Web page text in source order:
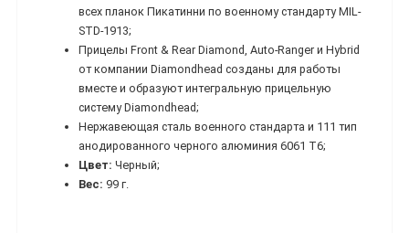
всех планок Пикатинни по военному стандарту MIL-
STD-1913;
Прицелы Front & Rear Diamond, Auto-Ranger и Hybrid
от компании Diamondhead созданы для работы
вместе и образуют интегральную прицельную
систему Diamondhead;
Нержавеющая сталь военного стандарта и 111 тип
анодированного черного алюминия 6061 T6;
Цвет: Черный;
Вес: 99 г.